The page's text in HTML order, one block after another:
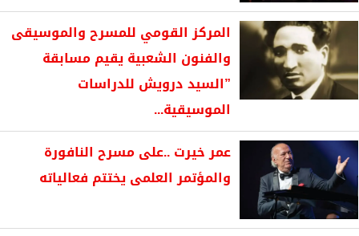
المركز القومي للمسرح والموسيقى
والفنون الشعبية يقيم مسابقة
”السيد درويش للدراسات
الموسيقية...
عمر خيرت ..على مسرح النافورة
والمؤتمر العلمى يختتم فعالياته